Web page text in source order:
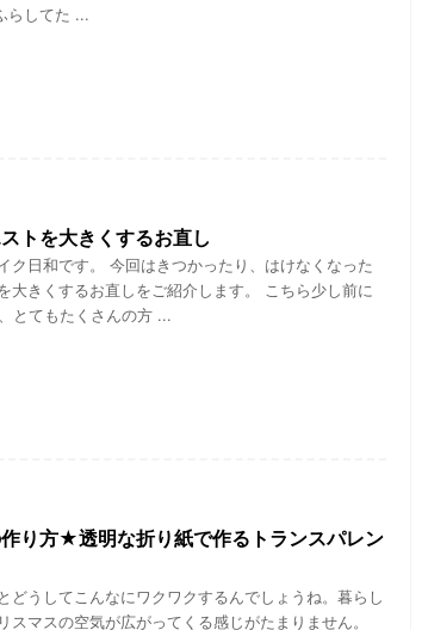
らしてた ...
トを大きくするお直し
ク日和です。 今回はきつかったり、はけなくなった
大きくするお直しをご紹介します。 こちら少し前に
とてもたくさんの方 ...
り方★透明な折り紙で作るトランスパレン
どうしてこんなにワクワクするんでしょうね。暮らし
スマスの空気が広がってくる感じがたまりません。